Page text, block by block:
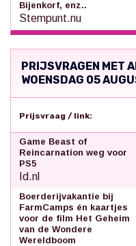
Bijenkorf, enz..
Stempunt.nu
PRIJSVRAGEN MET
WOENSDAG 05
Prijsvraag / link:
Game Beast of
Reincarnation weg voor
PS5
Id.nl
Boerderijvakantie bij
FarmCamps én kaartjes
voor de film Het Geheim
van de Wondere
Wereldboom